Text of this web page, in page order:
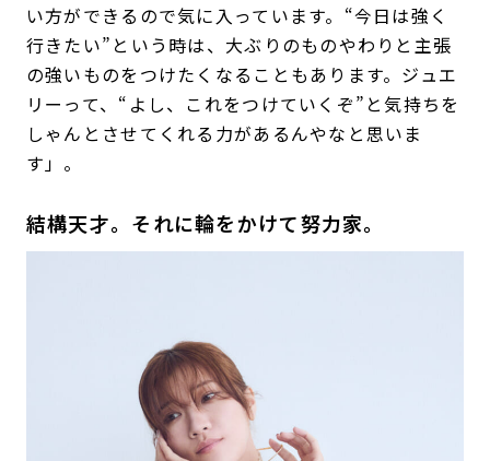
い方ができるので気に入っています。“今日は強く
行きたい”という時は、大ぶりのものやわりと主張
の強いものをつけたくなることもあります。ジュエ
リーって、“よし、これをつけていくぞ”と気持ちを
しゃんとさせてくれる力があるんやなと思いま
す」。
結構天才。それに輪をかけて努力家。